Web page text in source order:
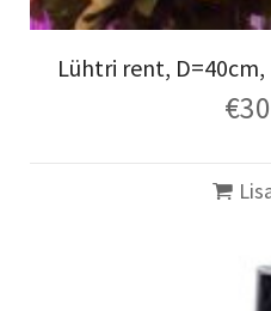
Lühtri rent, D=40cm,
€